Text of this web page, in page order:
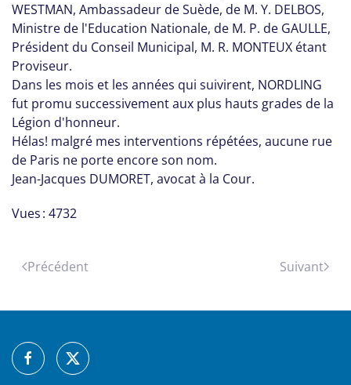
WESTMAN, Ambassadeur de Suède, de M. Y. DELBOS,
Ministre de l'Education Nationale, de M. P. de GAULLE,
Président du Conseil Municipal, M. R. MONTEUX étant
Proviseur.
Dans les mois et les années qui suivirent, NORDLING
fut promu successivement aux plus hauts grades de la
Légion d'honneur.
Hélas! malgré mes interventions répétées, aucune rue
de Paris ne porte encore son nom.
Jean-Jacques DUMORET, avocat à la Cour.
Vues : 4732
Précédent Suivant